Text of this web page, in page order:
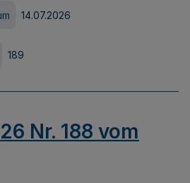
14.07.2026
189
Nr. 188 vom